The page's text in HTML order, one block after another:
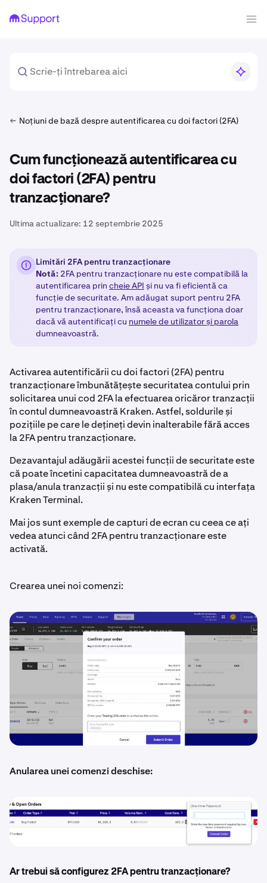
Noțiuni de bază despre autentificarea cu doi factori (2FA)
Cum funcționează autentificarea cu
doi factori (2FA) pentru
tranzacționare?
Ultima actualizare: 12 septembrie 2025
Limitări 2FA pentru tranzacționare
Notă: 2FA pentru tranzacționare nu este compatibilă la
autentificarea prin cheie API și nu va fi eficientă ca
funcție de securitate. Am adăugat suport pentru 2FA
pentru tranzacționare, însă aceasta va funcționa doar
dacă vă autentificați cu numele de utilizator și parola
dumneavoastră.
Activarea autentificării cu doi factori (2FA) pentru
tranzacționare îmbunătățește securitatea contului prin
solicitarea unui cod 2FA la efectuarea oricăror tranzacții
în contul dumneavoastră Kraken. Astfel, soldurile și
pozițiile pe care le dețineți devin inalterabile fără acces
la 2FA pentru tranzacționare.
Dezavantajul adăugării acestei funcții de securitate este
că poate încetini capacitatea dumneavoastră de a
plasa/anula tranzacții și nu este compatibilă cu interfața
Kraken Terminal.
Mai jos sunt exemple de capturi de ecran cu ceea ce ați
vedea atunci când 2FA pentru tranzacționare este
activată.
Crearea unei noi comenzi:
Anularea unei comenzi deschise:
Ar trebui să configurez 2FA pentru tranzacționare?